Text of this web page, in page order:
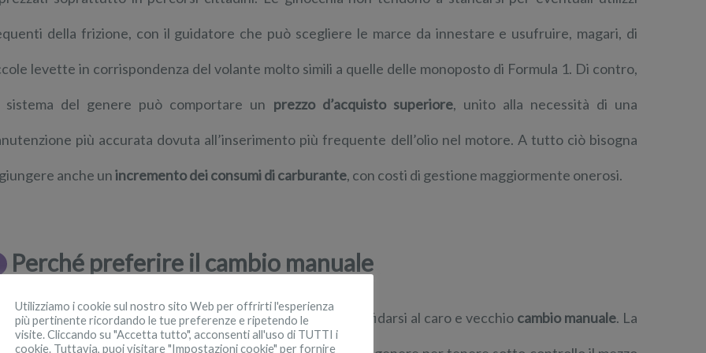
della frizione, con il guidatore che può scegliere le marce da innestare e usufruire, magari, di
levette in corrispondenza del volante molto simili a quelle delle monoposto di Formula 1. Di contro,
sistema del genere può comportare un prezzo d’acquisto superiore, unito alla necessità di una
più accurata dovuta all’inserimento più frequente dell’olio nel motore. A tutto ciò bisogna
anche unincremento dei consumi di carburante, con costi di gestione maggiormente onerosi.
Perché preferire il cambio manuale
non va mai lasciata in secondo piano l’ipotesi di affidarsi al caro e vecchio cambio manuale. La
Utilizziamo i cookie sul nostro sito Web per offrirti l'esperienza
più pertinente ricordando le tue preferenze e ripetendo le
visite. Cliccando su "Accetta tutto", acconsenti all'uso di TUTTI i
cookie. Tuttavia, puoi visitare "Impostazioni cookie" per fornire